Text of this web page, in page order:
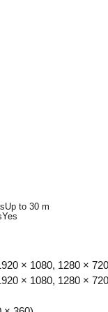
Up to 30 m
Yes
× 1080, 1280 ×
× 1080, 1280 ×